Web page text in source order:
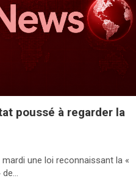
poussé à regarder la
une loi reconnaissant la «
de…